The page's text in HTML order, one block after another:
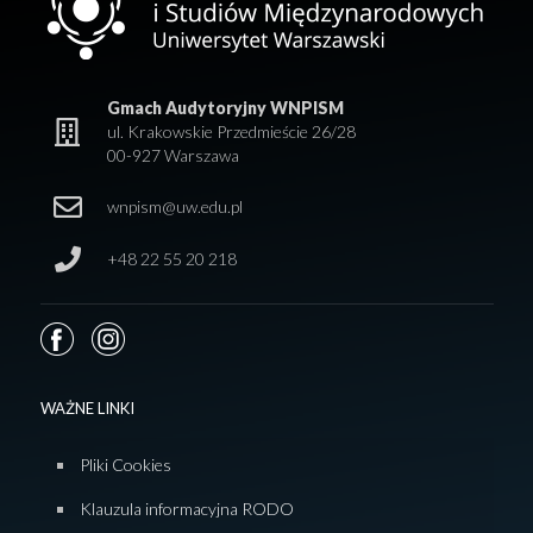
Gmach Audytoryjny WNPISM
ul. Krakowskie Przedmieście 26/28
00-927 Warszawa
wnpism@uw.edu.pl
+48 22 55 20 218
WAŻNE LINKI
Pliki Cookies
Klauzula informacyjna RODO